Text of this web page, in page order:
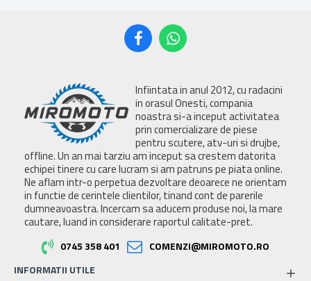
Infiintata in anul 2012, cu radacini
in orasul Onesti, compania
noastra si-a inceput activitatea
prin comercializare de piese
pentru scutere, atv-uri si drujbe,
offline. Un an mai tarziu am inceput sa crestem datorita
echipei tinere cu care lucram si am patruns pe piata online.
Ne aflam intr-o perpetua dezvoltare deoarece ne orientam
in functie de cerintele clientilor, tinand cont de parerile
dumneavoastra. Incercam sa aducem produse noi, la mare
cautare, luand in considerare raportul calitate-pret.
0745 358 401
COMENZI@MIROMOTO.RO
INFORMATII UTILE